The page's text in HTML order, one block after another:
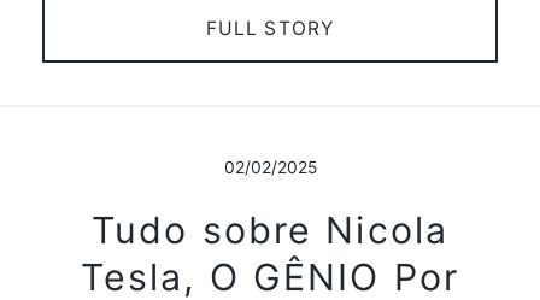
FULL STORY
02/02/2025
Tudo sobre Nicola
Tesla, O GÊNIO Por